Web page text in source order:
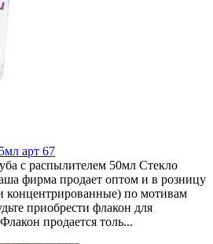
арт 67
с распылителем 50мл Стекло
фирма продает оптом и в розницу
концентрированные) по мотивам
приобрести флакон для
продается толь...